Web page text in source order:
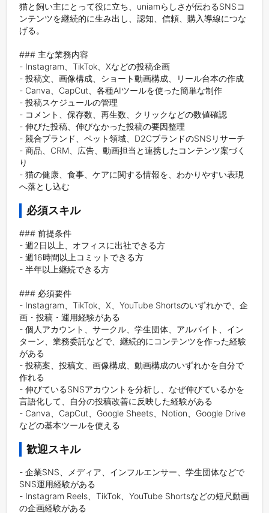
猫と飼い主にとって役に立ち、uniamらしさが伝わるSNSコ
ンテンツを継続的に生み出し、認知、信頼、購入導線につな
げる。
### 主な業務内容
- Instagram、TikTok、Xなどの投稿企画
- 投稿文、画像構成、ショート動画構成、リール台本の作成
- Canva、CapCut、各種AIツールを使った簡単な制作
- 投稿スケジュールの管理
- コメント、保存数、再生数、クリックなどの数値確認
- 伸びた投稿、伸びなかった投稿の要因整理
- 競合ブランド、ペット領域、D2CブランドのSNSリサーチ
- 商品、CRM、広告、動画担当と連携したコンテンツ案づく
り
- 猫の健康、食事、ケアに関する情報を、わかりやすい表現
へ落とし込む
必須スキル
### 前提条件
- 週2日以上、オフィスに出社できる方
- 週16時間以上コミットできる方
- 半年以上継続できる方
### 必須要件
- Instagram、TikTok、X、YouTube Shortsのいずれかで、企
画・投稿・運用経験がある
- 個人アカウント、サークル、学生団体、アルバイト、イン
ターン、業務委託などで、継続的にコンテンツを作った経験
がある
- 投稿案、投稿文、画像構成、動画構成のいずれかを自分で
作れる
- 伸びているSNSアカウントを分析し、なぜ伸びているかを
言語化して、自分の投稿改善に反映した経験がある
- Canva、CapCut、Google Sheets、Notion、Google Drive
などの基本ツールを使える
歓迎スキル
- 企業SNS、メディア、インフルエンサー、学生団体などで
SNS運用経験がある
- Instagram Reels、TikTok、YouTube Shortsなどの短尺動画
の企画経験がある